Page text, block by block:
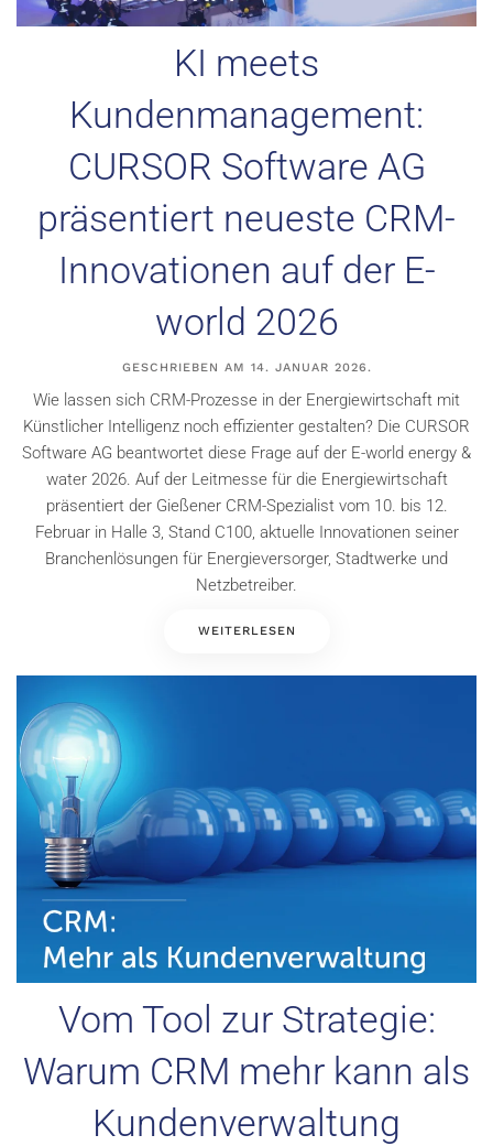
KI meets
Kundenmanagement:
CURSOR Software AG
präsentiert neueste CRM-
Innovationen auf der E-
world 2026
GESCHRIEBEN AM 14. JANUAR 2026.
Wie lassen sich CRM-Prozesse in der Energiewirtschaft mit
Künstlicher Intelligenz noch effizienter gestalten? Die CURSOR
Software AG beantwortet diese Frage auf der E-world energy &
water 2026. Auf der Leitmesse für die Energiewirtschaft
präsentiert der Gießener CRM-Spezialist vom 10. bis 12.
Februar in Halle 3, Stand C100, aktuelle Innovationen seiner
Branchenlösungen für Energieversorger, Stadtwerke und
Netzbetreiber.
WEITERLESEN
Vom Tool zur Strategie:
Warum CRM mehr kann als
Kundenverwaltung